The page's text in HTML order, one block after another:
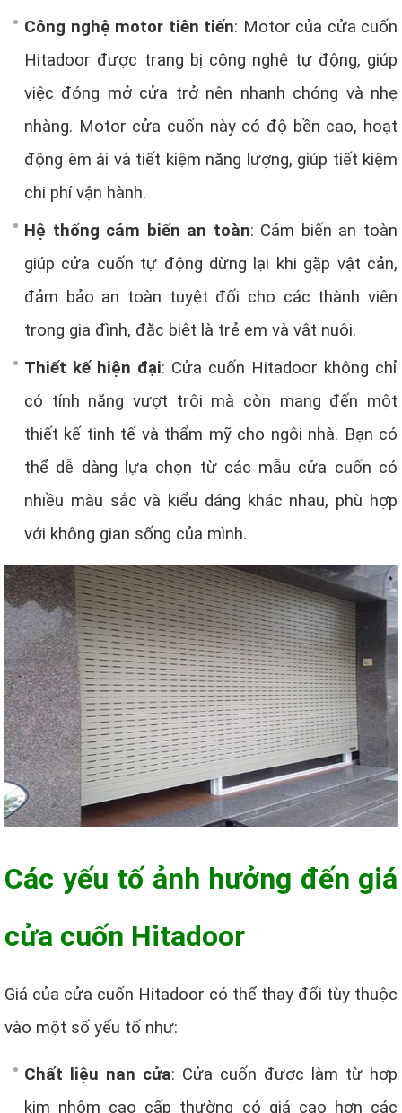
Công nghệ motor tiên tiến: Motor của cửa cuốn
Hitadoor được trang bị công nghệ tự động, giúp
việc đóng mở cửa trở nên nhanh chóng và nhẹ
nhàng. Motor cửa cuốn này có độ bền cao, hoạt
động êm ái và tiết kiệm năng lượng, giúp tiết kiệm
chi phí vận hành.
Hệ thống cảm biến an toàn: Cảm biến an toàn
giúp cửa cuốn tự động dừng lại khi gặp vật cản,
đảm bảo an toàn tuyệt đối cho các thành viên
trong gia đình, đặc biệt là trẻ em và vật nuôi.
Thiết kế hiện đại: Cửa cuốn Hitadoor không chỉ
có tính năng vượt trội mà còn mang đến một
thiết kế tinh tế và thẩm mỹ cho ngôi nhà. Bạn có
thể dễ dàng lựa chọn từ các mẫu cửa cuốn có
nhiều màu sắc và kiểu dáng khác nhau, phù hợp
với không gian sống của mình.
Các yếu tố ảnh hưởng đến giá
cửa cuốn Hitadoor
Giá của cửa cuốn Hitadoor có thể thay đổi tùy thuộc
vào một số yếu tố như:
Chất liệu nan cửa: Cửa cuốn được làm từ hợp
kim nhôm cao cấp thường có giá cao hơn các